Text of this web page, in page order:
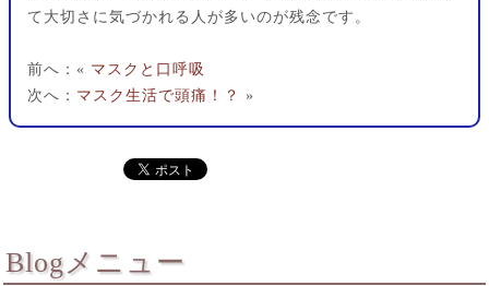
て大切さに気づかれる人が多いのが残念です。
前へ：« マスクと口呼吸
次へ： マスク生活で頭痛！？ »
Blogメニュー